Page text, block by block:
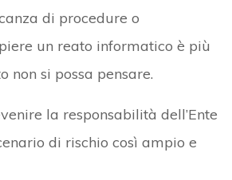
di procedure o
un reato informatico è più
non si possa pensare.
la responsabilità dell’Ente
di rischio così ampio e